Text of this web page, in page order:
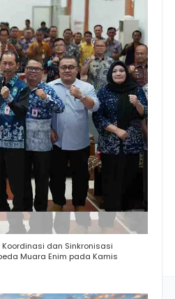
dan Sinkronisasi
Muara Enim pada Kamis